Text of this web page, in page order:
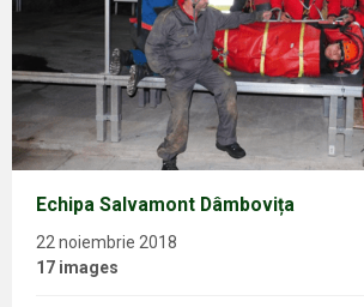
Echipa Salvamont Dâmbovița
22 noiembrie 2018
17 images